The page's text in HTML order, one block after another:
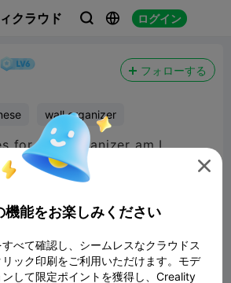
クラウド   ログイン
フォローする
wall organizer
for wall organizer am I

機能をお楽しみください
べて確認し、シームレスなクラウドス
ック印刷をご利用いただけます。モデ
して限定ポイントを獲得し、Creality